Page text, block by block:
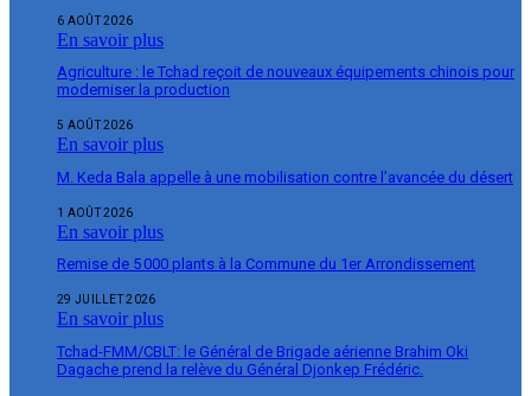
6 AOÛT 2026
En savoir plus
Agriculture : le Tchad reçoit de nouveaux équipements chinois pour
moderniser la production
5 AOÛT 2026
En savoir plus
M. Keda Bala appelle à une mobilisation contre l’avancée du désert
1 AOÛT 2026
En savoir plus
Remise de 5 000 plants à la Commune du 1er Arrondissement
29 JUILLET 2026
En savoir plus
Tchad-FMM/CBLT: le Général de Brigade aérienne Brahim Oki
Dagache prend la relève du Général Djonkep Frédéric.